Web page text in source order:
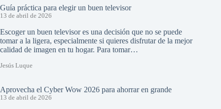
Guía práctica para elegir un buen televisor
13 de abril de 2026
Escoger un buen televisor es una decisión que no se puede
tomar a la ligera, especialmente si quieres disfrutar de la mejor
calidad de imagen en tu hogar. Para tomar…
Jesús Luque
Aprovecha el Cyber Wow 2026 para ahorrar en grande
13 de abril de 2026